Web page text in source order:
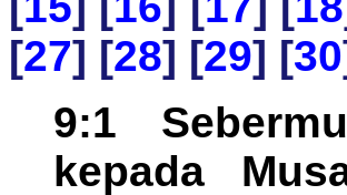
[27] [28] [29] [30
9:1
kepada